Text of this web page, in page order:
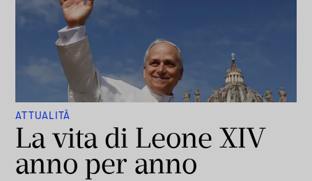
ATTUALITÀ
La vita di Leone XIV
anno per anno